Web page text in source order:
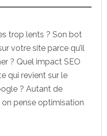
trop lents ? Son bot
votre site parce qu’il
? Quel impact SEO
qui revient sur le
? Autant de
pense optimisation